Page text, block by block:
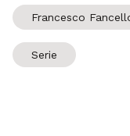
Francesco
Serie